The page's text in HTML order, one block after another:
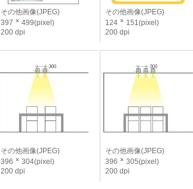
その他画像(JPEG)
397
499(pixel)
200 dpi
その他画像(JPEG)
124
151(pixel)
200 dpi
その他画像(JPEG)
396
304(pixel)
200 dpi
その他画像(JPEG)
396
305(pixel)
200 dpi